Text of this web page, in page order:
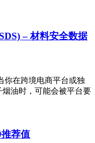
– 材料安全数据
你在跨境电商平台或独
油时，可能会被平台要
推荐值